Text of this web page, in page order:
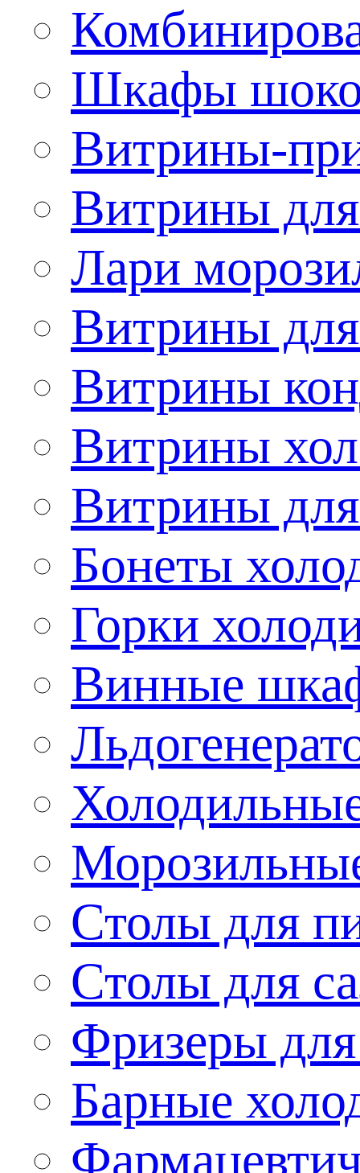
Шкафы
Витрины-
Витрины
Лари
Витрины
Витрины
Витрины
Витрины
Бонеты
Горки
Винные
Столы для
Столы для
Фризеры
Барные